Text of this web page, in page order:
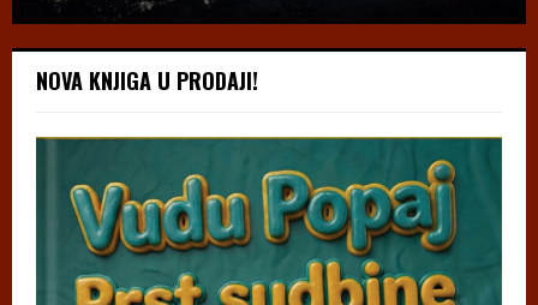
NOVA KNJIGA U PRODAJI!